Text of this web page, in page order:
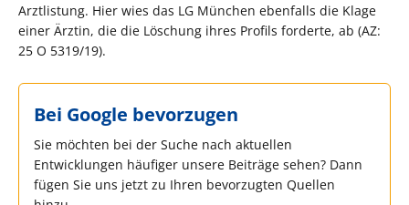
Arztlistung. Hier wies das LG München ebenfalls die Klage
einer Ärztin, die die Löschung ihres Profils forderte, ab (AZ:
25 O 5319/19).
Bei Google bevorzugen
Sie möchten bei der Suche nach aktuellen
Entwicklungen häufiger unsere Beiträge sehen? Dann
fügen Sie uns jetzt zu Ihren bevorzugten Quellen